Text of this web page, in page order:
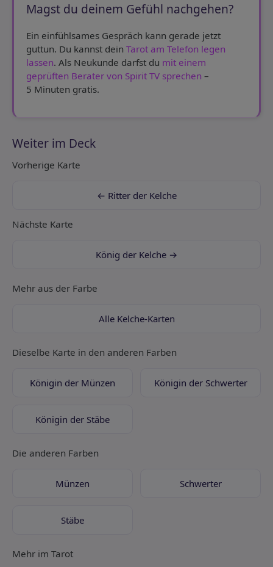
Magst du deinem Gefühl nachgehen?
Ein einfühlsames Gespräch kann gerade jetzt
guttun. Du kannst dein Tarot am Telefon legen
lassen. Als Neukunde darfst du mit einem
geprüften Berater von Spirit TV sprechen –
5 Minuten gratis.
Weiter im Deck
Vorherige Karte
← Ritter der Kelche
Nächste Karte
König der Kelche →
Mehr aus der Farbe
Alle Kelche-Karten
Dieselbe Karte in den anderen Farben
Königin der Münzen Königin der Schwerter
Königin der Stäbe
Die anderen Farben
Münzen Schwerter
Stäbe
Mehr im Tarot